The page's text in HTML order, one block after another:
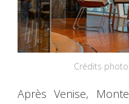
Crédits
Après Venise,